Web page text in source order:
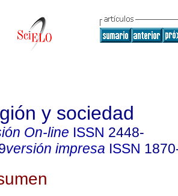
y sociedad
On-line ISSN 2448-
versión impresa ISSN